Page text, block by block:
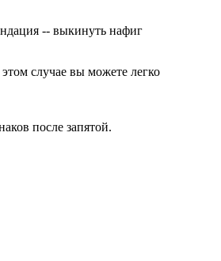
-- выкинуть нафиг
случае вы можете легко
после запятой.